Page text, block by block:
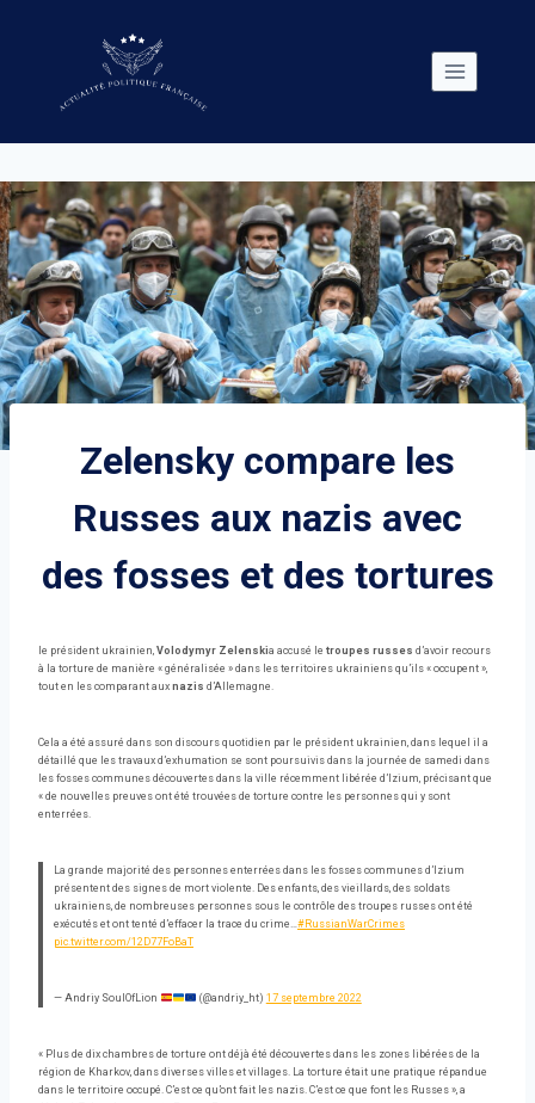
Zelensky compare les
Russes aux nazis avec
des fosses et des tortures
le président ukrainien, Volodymyr Zelenskia accusé le troupes russes d’avoir recours
à la torture de manière « généralisée » dans les territoires ukrainiens qu’ils « occupent »,
tout en les comparant aux nazis d’Allemagne.
Cela a été assuré dans son discours quotidien par le président ukrainien, dans lequel il a
détaillé que les travaux d’exhumation se sont poursuivis dans la journée de samedi dans
les fosses communes découvertes dans la ville récemment libérée d’Izium, précisant que
« de nouvelles preuves ont été trouvées de torture contre les personnes qui y sont
enterrées.
La grande majorité des personnes enterrées dans les fosses communes d’Izium
présentent des signes de mort violente. Des enfants, des vieillards, des soldats
ukrainiens, de nombreuses personnes sous le contrôle des troupes russes ont été
exécutés et ont tenté d’effacer la trace du crime…#RussianWarCrimes
pic.twitter.com/12D77FoBaT
— Andriy SoulOfLion (@andriy_ht) 17 septembre 2022
« Plus de dix chambres de torture ont déjà été découvertes dans les zones libérées de la
région de Kharkov, dans diverses villes et villages. La torture était une pratique répandue
dans le territoire occupé. C’est ce qu’ont fait les nazis. C’est ce que font les Russes », a